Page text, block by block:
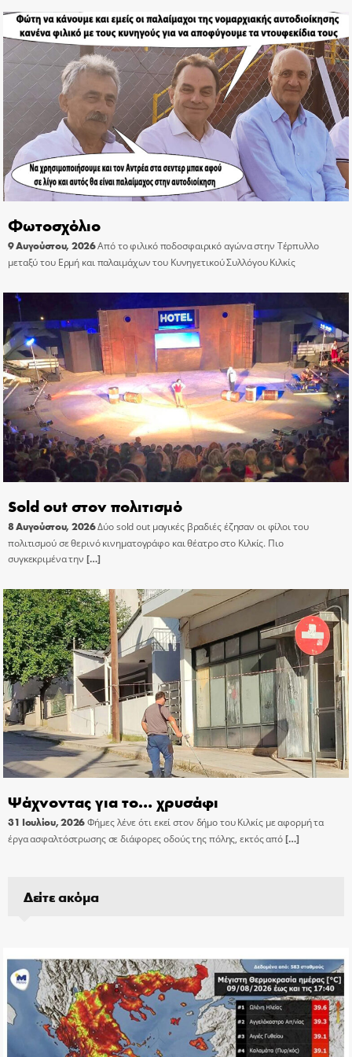
Φωτοσχόλιο
9 Αυγούστου, 2026Από το φιλικό ποδοσφαιρικό αγώνα στην Τέρπυλλο
μεταξύ του Ερμή και παλαιμάχων του Κυνηγετικού Συλλόγου Κιλκίς
Sold out στον πολιτισμό
8 Αυγούστου, 2026Δύο sold out μαγικές βραδιές έζησαν οι φίλοι του
πολιτισμού σε θερινό κινηματογράφο και θέατρο στο Κιλκίς. Πιο
συγκεκριμένα την […]
Ψάχνοντας για το… χρυσάφι
31 Ιουλίου, 2026Φήμες λένε ότι εκεί στον δήμο του Κιλκίς με αφορμή τα
έργα ασφαλτόστρωσης σε διάφορες οδούς της πόλης, εκτός από[…]
Δείτε ακόμα